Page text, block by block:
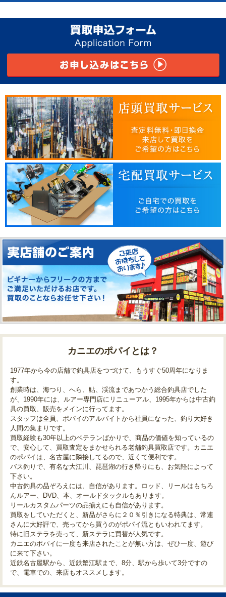
カニエのポパイとは？
1977年から今の店舗で釣具店をつづけて、もうすぐ50周年になりま
す。
創業時は、海つり、へら、鮎、渓流まであつかう総合釣具店でした
が、1990年には、ルアー専門店にリニューアル、1995年からは中古釣
具の買取、販売をメインに行ってます。
スタッフは全員、ポパイのアルバイトから社員になった、釣り大好き
人間の集まりです。
買取経験も30年以上のベテランばかりで、商品の価値を知っているの
で、安心して、買取査定をまかせられる老舗釣具買取店です。カニエ
のポパイは、名古屋に隣接してるので、近くて便利です。
バス釣りで、有名な大江川、琵琶湖の行き帰りにも、お気軽によって
下さい。
中古釣具の品ぞろえには、自信があります。ロッド、リールはもちろ
んルアー、DVD、本、オールドタックルもあります。
リールカスタムパーツの品揃えにも自信があります。
買取をしていただくと、新品がさらに２０％引きになる特典は、常連
さんに大好評で、売ってから買うのがポパイ流ともいわれてます。
特に旧ステラを売って、新ステラに買替が人気です。
カニエのポパイに一度も来店されたことが無い方は、ぜひ一度、遊び
に来て下さい。
近鉄名古屋駅から、近鉄蟹江駅まで、8分、駅から歩いて3分ですの
で、電車での、来店もオススメします。